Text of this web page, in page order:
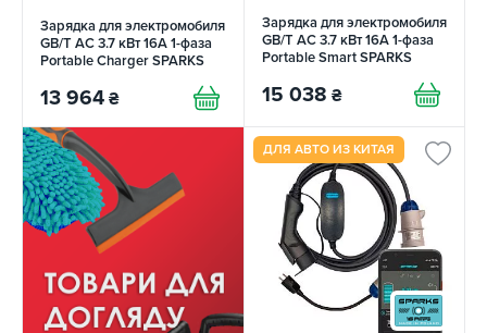
Зарядка для электромобиля
GB/T AC 3.7 кВт 16А 1-фаза
Portable Charger SPARKS
13 964 ₴
Зарядка для электромобиля
GB/T AC 3.7 кВт 16А 1-фаза
Portable Smart SPARKS
15 038 ₴
ДЛЯ АВТО ИЗ КИТАЯ